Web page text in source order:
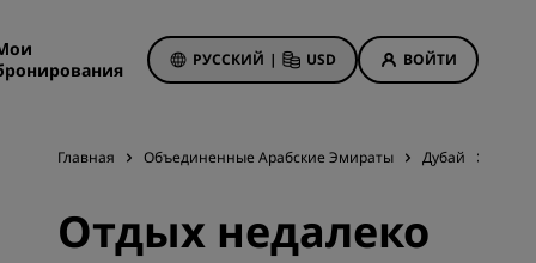
РУССКИЙ | USD ВОЙТИ
Посмотрите наши
Главная Объединенные Арабские Эмираты Дубай
Отдых недалеко